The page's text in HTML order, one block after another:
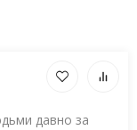
давно за